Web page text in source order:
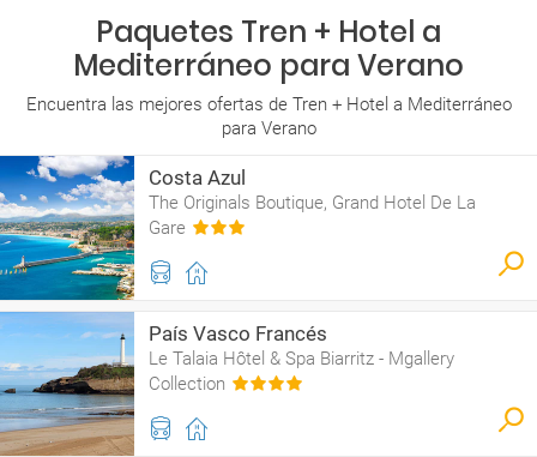
Paquetes Tren + Hotel a
Mediterráneo para Verano
Encuentra las mejores ofertas de Tren + Hotel a Mediterráneo
para Verano
Costa Azul
The Originals Boutique, Grand Hotel De La
Gare
País Vasco Francés
Le Talaia Hôtel & Spa Biarritz - Mgallery
Collection